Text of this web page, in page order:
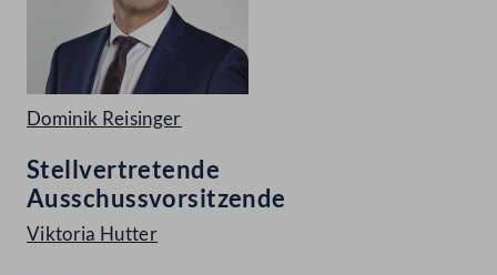
Dominik Reisinger
Stellvertretende
Ausschussvorsitzende
Viktoria Hutter